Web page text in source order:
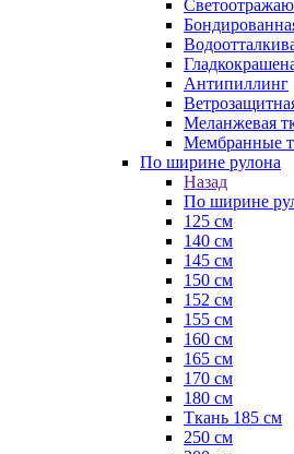
Антипиллинг
Меланжевая
Мембранные
По ширине рулона
Назад
По ширине
125 см
140 см
145 см
150 см
152 см
155 см
160 см
165 см
170 см
180 см
Ткань 185 см
250 см